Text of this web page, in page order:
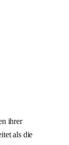
ihrer
als die